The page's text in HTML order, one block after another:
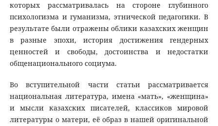
которых рассматривалась на стороне глубинного
психологизма и гуманизма, этнической педагогики. В
результате были отражены облики казахских женщин
в разные эпохи, история достижения гендерных
ценностей и свободы, достоинства и недостатки
общенационального социума.
Во вступительной части статьи рассматривается
национальная литература, имена «мать», «женщина»
и мысли казахских писателей, классиков мировой
литературы о матери, её образ в нашей оригинальной